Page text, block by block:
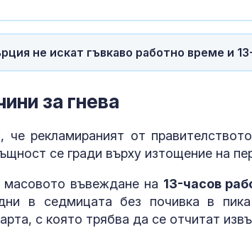
не искат гъвкаво работно време и
за гнева
че рекламираният от
се гради върху изтощение на
масовото въвеждане на 13-часов
в седмицата без почивка в
с която трябва да се отчитат